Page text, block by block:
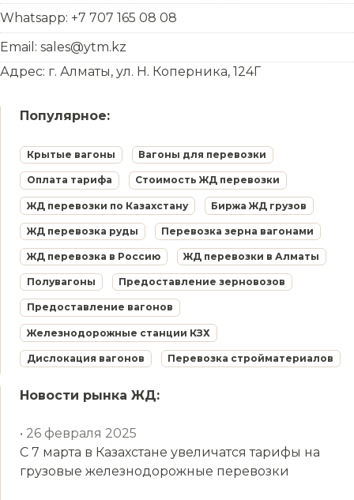
Whatsapp: +7 707 165 08 08
Email: sales@ytm.kz
Адрес: г. Алматы, ул. Н. Коперника, 124Г
Популярное:
Крытые вагоны Вагоны для перевозки
Оплата тарифа Стоимость ЖД перевозки
ЖД перевозки по Казахстану Биржа ЖД грузов
ЖД перевозка руды Перевозка зерна вагонами
ЖД перевозка в Россию ЖД перевозки в Алматы
Полувагоны Предоставление зерновозов
Предоставление вагонов
Железнодорожные станции КЗХ
Дислокация вагонов Перевозка стройматериалов
Новости рынка ЖД:
• 26 февраля 2025
С 7 марта в Казахстане увеличатся тарифы на
грузовые железнодорожные перевозки